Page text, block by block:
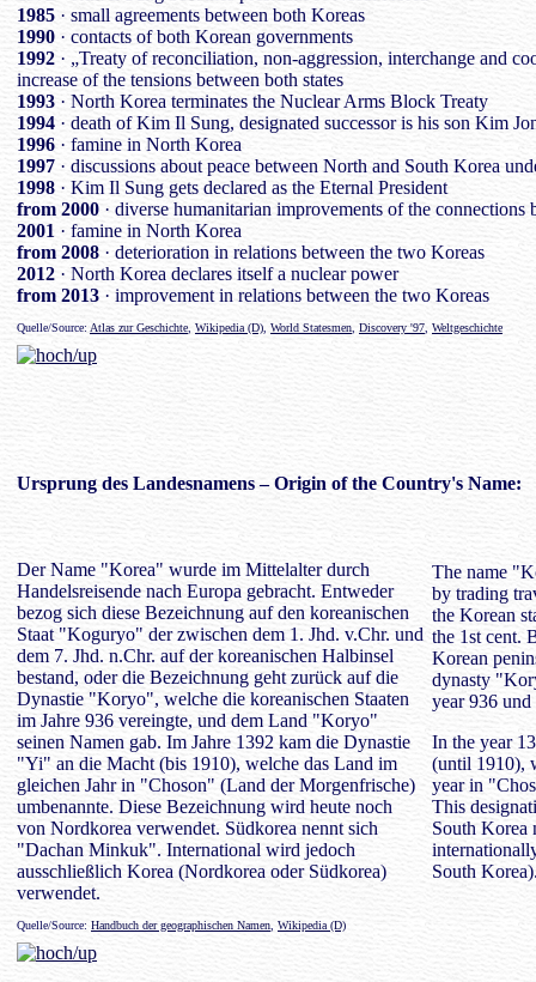
1985 · small agreements between both Koreas
1990 · contacts of both Korean governments
1992 · „Treaty of reconciliation, non-aggression, interchange and
increase of the tensions between both states
1993 · North Korea terminates the Nuclear Arms Block Treaty
1994 · death of Kim Il Sung, designated successor is his son Kim
1996 · famine in North Korea
1997 · discussions about peace between North and South Korea
1998 · Kim Il Sung gets declared as the Eternal President
from 2000 · diverse humanitarian improvements of the connections
2001 · famine in North Korea
from 2008 · deterioration in relations between the two Koreas
2012 · North Korea declares itself a nuclear power
from 2013 · improvement in relations between the two Koreas
Quelle/Source: Atlas zur Geschichte Wikipedia (D) World Statesmen Discovery '97 Weltgeschichte
Ursprung des Landesnamens– Origin of the Country's Name:
Der Name "Korea" wurde im Mittelalter durch
Handelsreisende nach Europa gebracht. Entweder
bezog sich diese Bezeichnung auf den koreanischen
Staat "Koguryo" der zwischen dem 1. Jhd. v.Chr. und
dem 7. Jhd. n.Chr. auf der koreanischen Halbinsel
bestand, oder die Bezeichnung geht zurück auf die
Dynastie "Koryo", welche die koreanischen Staaten
im Jahre 936 vereingte, und dem Land "Koryo"
seinen Namen gab. Im Jahre 1392 kam die Dynastie
"Yi" an die Macht (bis 1910), welche das Land im
gleichen Jahr in "Choson" (Land der Morgenfrische)
umbenannte. Diese Bezeichnung wird heute noch
von Nordkorea verwendet. Südkorea nennt sich
"Dachan Minkuk". International wird jedoch
ausschließlich Korea (Nordkorea oder Südkorea)
verwendet.
The name
by trading
the Korean
the 1st cent.
Korean
dynasty
year 936
In the year
(until 1910),
year in
This
South Korea
South
Quelle/Source: Handbuch der geographischen Namen Wikipedia (D)